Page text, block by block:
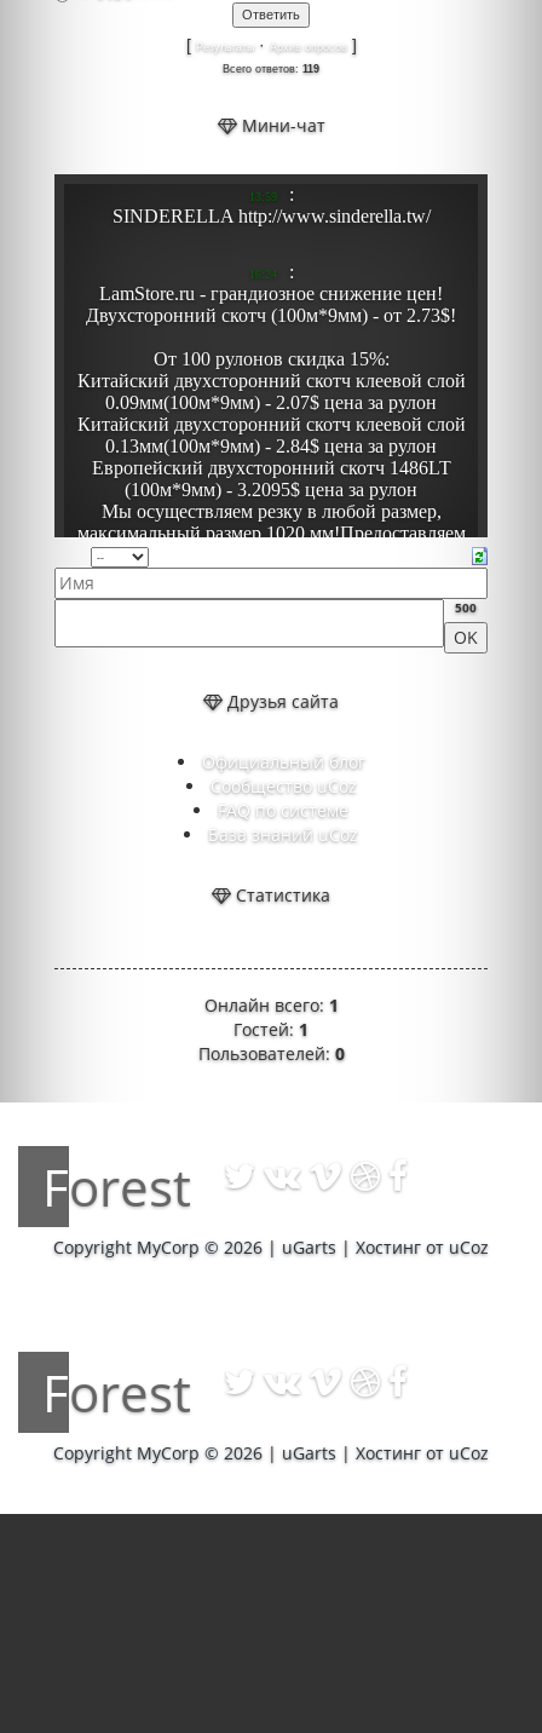
[ Результаты · Архив опросов]
Всего ответов: 119
Мини-чат
500
Друзья сайта
Официальный блог
Сообщество uCoz
FAQ по системе
База знаний uCoz
Статистика
Онлайн всего: 1
Гостей: 1
Пользователей:0
Forest
Copyright MyCorp © 2026 | uGarts | Хостинг от uCoz
Forest
Copyright MyCorp © 2026 | uGarts | Хостинг от uCoz